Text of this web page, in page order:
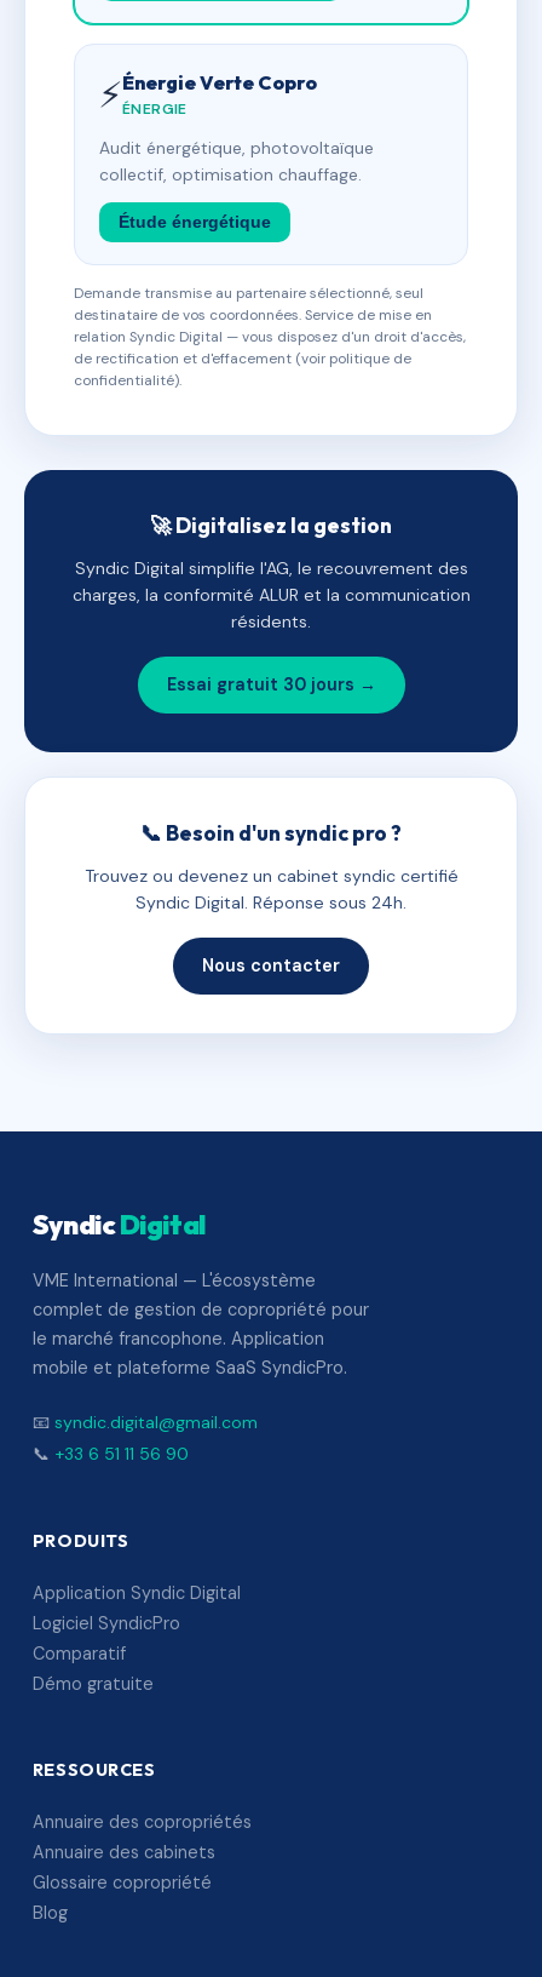
⚡Énergie Verte Copro
ÉNERGIE
Audit énergétique, photovoltaïque
collectif, optimisation chauffage.
Étude énergétique
Demande transmise au partenaire sélectionné, seul
destinataire de vos coordonnées. Service de mise en
relation Syndic Digital — vous disposez d'un droit d'accès,
de rectification et d'effacement (voir politique de
confidentialité).
🚀 Digitalisez la gestion
Syndic Digital simplifie l'AG, le recouvrement des
charges, la conformité ALUR et la communication
résidents.
Essai gratuit 30 jours →
📞 Besoin d'un syndic pro ?
Trouvez ou devenez un cabinet syndic certifié
Syndic Digital. Réponse sous 24h.
Nous contacter
SyndicDigital
VME International — L'écosystème
complet de gestion de copropriété pour
le marché francophone. Application
mobile et plateforme SaaS SyndicPro.
📧 syndic.digital@gmail.com
📞 +33 6 51 11 56 90
PRODUITS
Application Syndic Digital
Logiciel SyndicPro
Comparatif
Démo gratuite
RESSOURCES
Annuaire des copropriétés
Annuaire des cabinets
Glossaire copropriété
Blog